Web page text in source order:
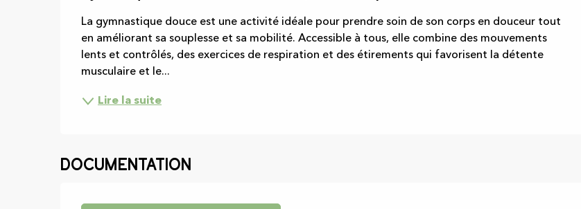
La gymnastique douce est une activité idéale pour prendre soin de son corps en douceur tout
en améliorant sa souplesse et sa mobilité. Accessible à tous, elle combine des mouvements
lents et contrôlés, des exercices de respiration et des étirements qui favorisent la détente
musculaire et le...
Lire la suite
Documentation